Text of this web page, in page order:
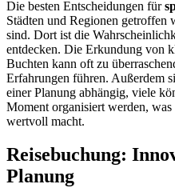
Die besten Entscheidungen für
Städten und Regionen getroffen
sind. Dort ist die
entdecken. Die Erkundung von
Buchten kann oft zu
Erfahrungen führen. Außerdem
einer Planung abhängig, viele
Moment organisiert werden, was
wertvoll macht.
Reisebuchung:
Planung